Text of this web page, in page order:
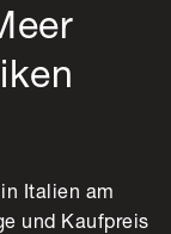
Italien am
und Kaufpreis